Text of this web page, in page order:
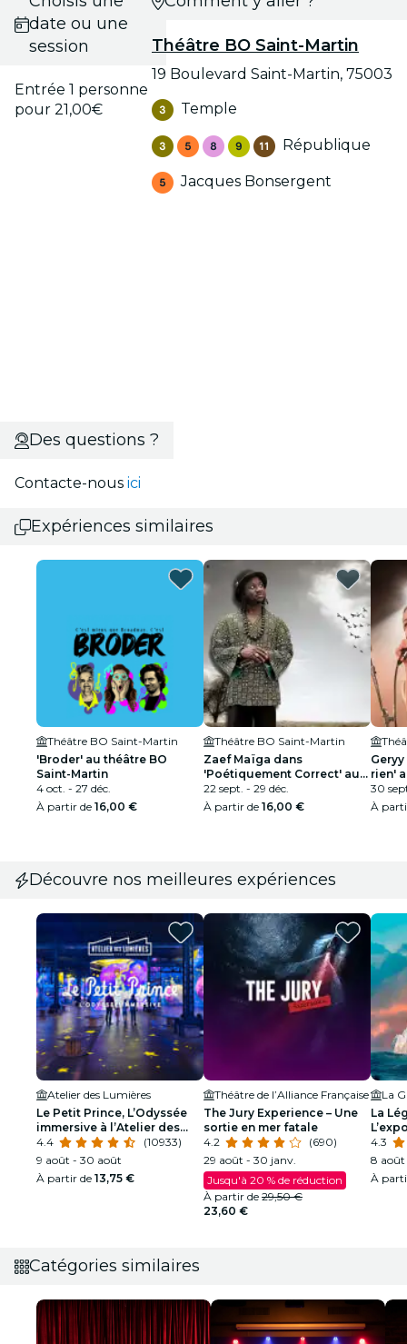
date ou une
session
Entrée 1 personne
pour 21,00€
Théâtre BO Saint-Martin
19 Boulevard Saint-Martin, 75003
Temple
République
Jacques Bonsergent
Des questions ?
Contacte-nous ici
Expériences similaires
Théâtre BO Saint-Martin
'Broder' au théâtre BO
Saint-Martin
4 oct. - 27 déc.
À partir de 16,00 €
Théâtre BO Saint-Martin
Zaef Maïga dans
'Poétiquement Correct' au
théâtre BO Saint Martin
22 sept. - 29 déc.
À partir de 16,00 €
rien'
Martin
30
À
Découvre nos meilleures expériences
Atelier des Lumières
Le Petit Prince, L’Odyssée
immersive à l’Atelier des
Lumières
4.4
(10933)
9 août - 30 août
À partir de 13,75 €
Théâtre de l’Alliance Française
The Jury Experience – Une
sortie en mer fatale
4.2
(690)
29 août - 30 janv.
Jusqu'à 20 % de réduction
À partir de 29,50 €
23,60 €
La
La
4.3
8 août
À
Catégories similaires